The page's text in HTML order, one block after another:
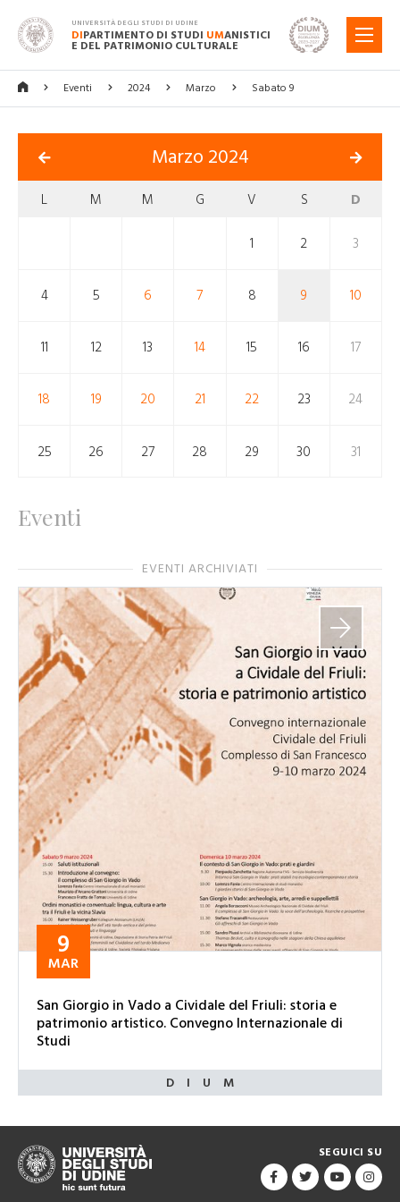
UNIVERSITÀ DEGLI STUDI DI UDINE
DIPARTIMENTO DI STUDI UMANISTICI
E DEL PATRIMONIO CULTURALE
MENU
Eventi 2024 Marzo Sabato 9
Marzo 2024
L M M G V S D
1 2 3
4 5 6 7 8 9 10
11 12 13 14 15 16 17
18 19 20 21 22 23 24
25 26 27 28 29 30 31
Eventi
EVENTI ARCHIVIATI
9
MAR
San Giorgio in Vado a Cividale del Friuli: storia e
patrimonio artistico. Convegno Internazionale di
Studi
SEGUICI SU